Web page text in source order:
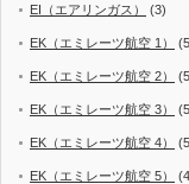
EI（エアリンガス） (3)
EK（エミレーツ航空 1）
EK（エミレーツ航空 2）
EK（エミレーツ航空 3）
EK（エミレーツ航空 4）
EK（エミレーツ航空 5）